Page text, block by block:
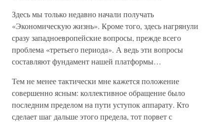
Здесь мы только недавно начали получать
«Экономическую жизнь». Кроме того, здесь нагрянули
сразу западноевропейские вопросы, прежде всего
проблема «третьего периода». А ведь эти вопросы
составляют фундамент нашей платформы…
Тем не менее тактически мне кажется положение
совершенно ясным: коллективное обращение было
последним пределом на пути уступок аппарату. Кто
сделает шаг дальше этого предела, тот порвет с